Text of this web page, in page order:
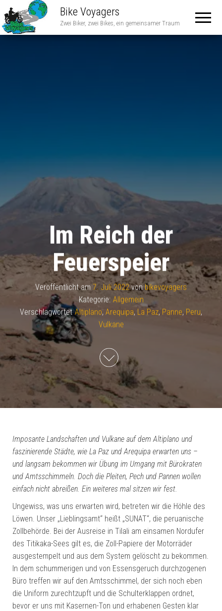
Bike Voyagers
Zwei Biker, zwei Bikes, ein gemeinsamer Traum
Im Reich der
Feuerspeier
Veröffentlicht am 7. Juli 2022vonbikevoyagers
Kategorie: Allgemein
Verschlagwortet Altiplano, Arequipa, La Paz, Panne, Peru,
Vulkane
Imposante Landschaften und Vulkane auf dem Altiplano und
faszinierende Städte, wie La Paz und Arequipa erwarten uns –
und langsam bekommen wir Übung im Umgang mit Bürokraten
und Amtsschimmeln. Doch die Pleiten, Pech und Pannen wollen
einfach nicht abreißen. Ein weiteres mal sitzen wir fest.
Ungewiss, was uns erwarten wird, betreten wir die Höhle des
Löwen. Unser „Lieblingsamt“ heißt „SUNAT“, die peruanische
Zollbehörde. Bei der Ausreise in Tilali am einsamen Nordufer
des Titikaka-Sees gilt es, die Zoll-Papiere der Motorräder
ausgestempelt und aus dem System gelöscht zu bekommen.
In dem schummerigen und von Essensgeruch durchzogenen
Büro treffen wir auf den Amtsschimmel, der sich noch eben
die Uniform zurechtzupft und die Schulterklappen ordnet,
bevor er uns mit Kasernen-Ton und erhabenen Gesten klar